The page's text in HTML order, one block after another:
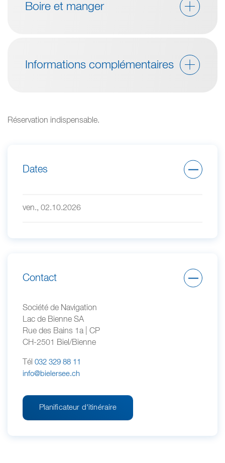
Boire et manger
Informations complémentaires
Réservation indispensable.
Dates
ven., 02.10.2026
Contact
Société de Navigation
Lac de Bienne SA
Rue des Bains 1a | CP
CH-2501 Biel/Bienne
Tél 032 329 88 11
info@bielersee.ch
Planificateur d'itinéraire